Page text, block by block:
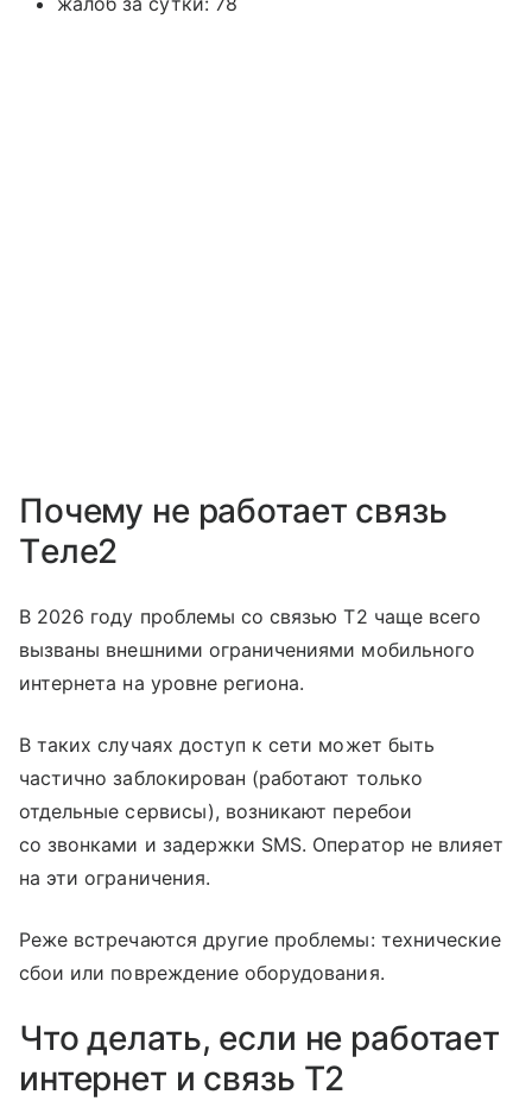
Почему не работает связь
Tеле2
В 2026 году проблемы со связью T2 чаще всего
вызваны внешними ограничениями мобильного
интернета на уровне региона.
В таких случаях доступ к сети может быть
частично заблокирован (работают только
отдельные сервисы), возникают перебои
со звонками и задержки SMS. Оператор не влияет
на эти ограничения.
Реже встречаются другие проблемы: технические
сбои или повреждение оборудования.
Что делать, если не работает
интернет и связь T2